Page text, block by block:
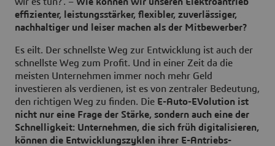
effizienter, leistungsstärker, flexibler, zuverlässiger,
nachhaltiger und leiser machen als der Mitbewerber?
Es eilt. Der schnellste Weg zur Entwicklung ist auch der
schnellste Weg zum Profit. Und in einer Zeit da die
meisten Unternehmen immer noch mehr Geld
investieren als verdienen, ist es von zentraler Bedeutung,
den richtigen Weg zu finden. Die E-Auto-EVolution ist
nicht nur eine Frage der Stärke, sondern auch eine der
Schnelligkeit: Unternehmen, die sich früh digitalisieren,
können die Entwicklungszyklen ihrer E-Antriebs-